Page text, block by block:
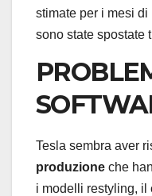
stimate per i mesi
sono state spostate
Tesla sembra aver
produzione che
i modelli restyling, il